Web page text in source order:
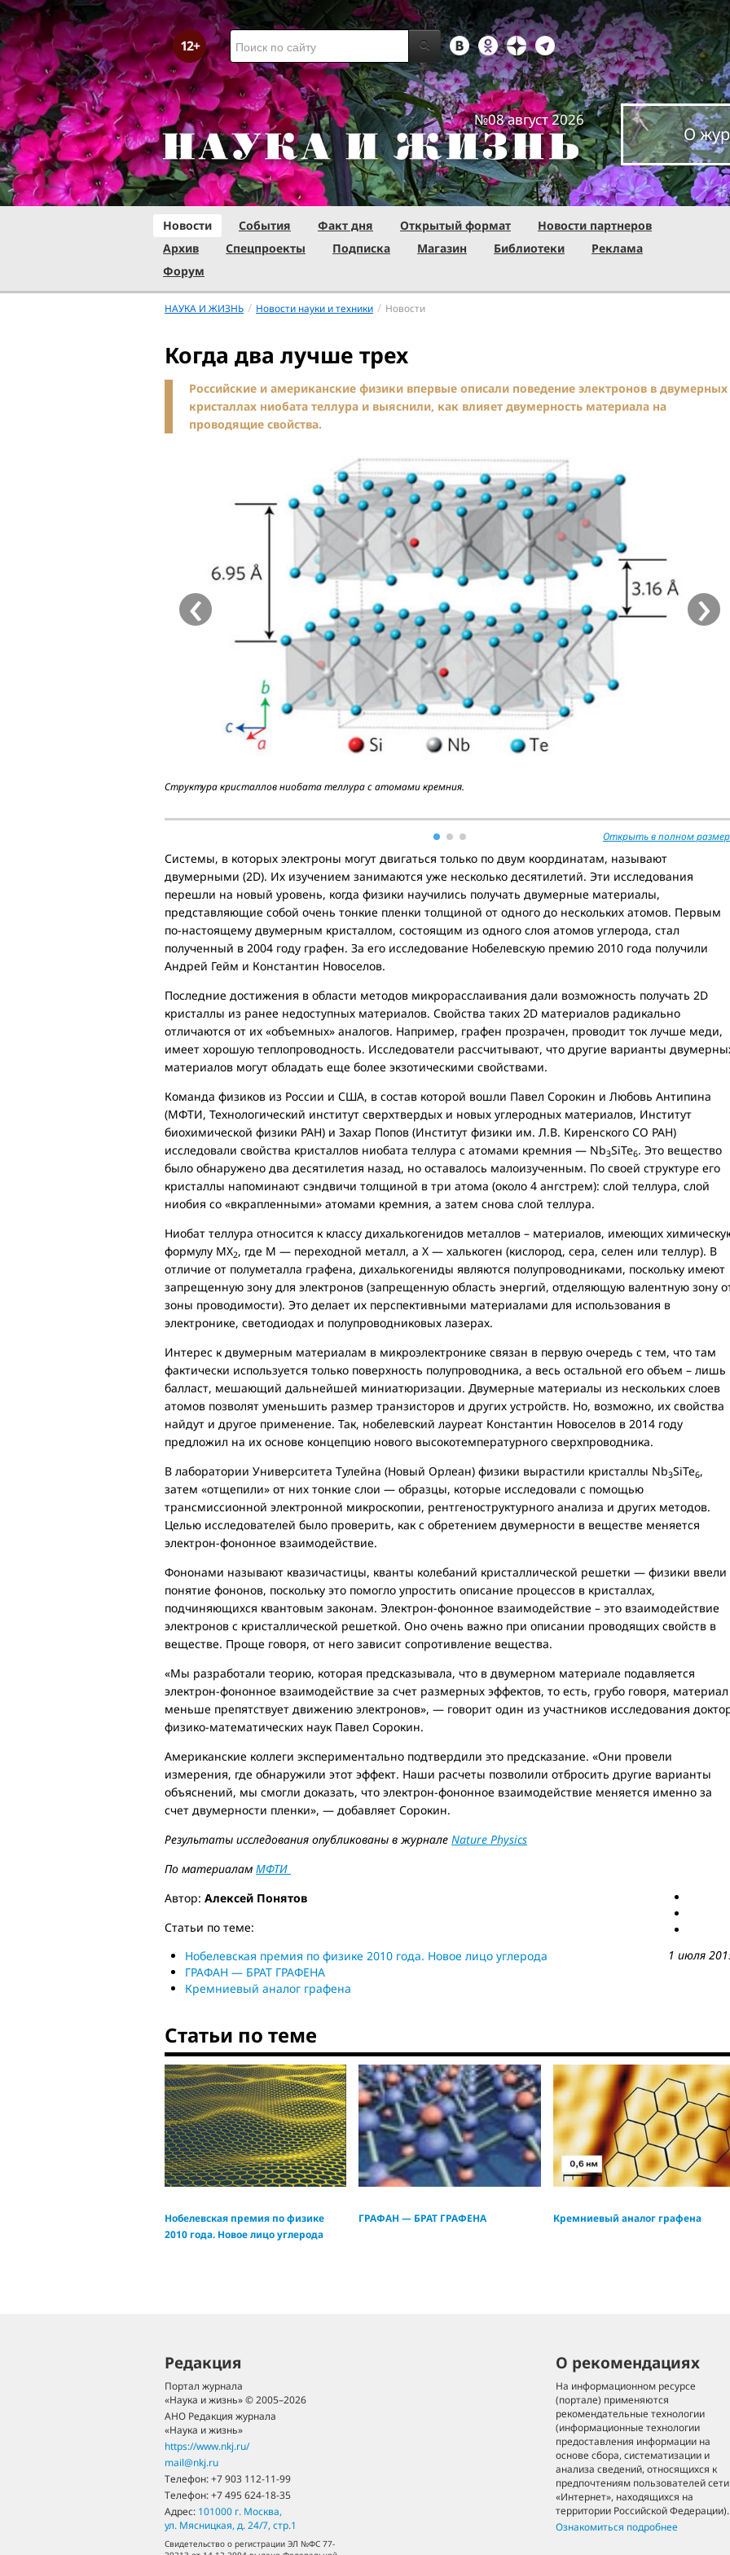
№08 август 2026
О
Новости События Факт дня Открытый формат
Новости партнеров
Архив
Спецпроекты Подписка Магазин Библиотеки
Реклама
Форум
НАУКА И ЖИЗНЬ / Новости науки и техники / Новости
Когда два лучше трех
Российские и американские физики впервые описали поведение электронов в двумерных
кристаллах ниобата теллура и выяснили, как влияет двумерность материала на
проводящие свойства.
Структура кристаллов ниобата теллура с атомами кремния.
‹ ›
Открыть в полном
Системы, в которых электроны могут двигаться только по двум координатам, называют
двумерными (2D). Их изучением занимаются уже несколько десятилетий. Эти исследования
перешли на новый уровень, когда физики научились получать двумерные материалы,
представляющие собой очень тонкие пленки толщиной от одного до нескольких атомов. Первым
по-настоящему двумерным кристаллом, состоящим из одного слоя атомов углерода, стал
полученный в 2004 году графен. За его исследование Нобелевскую премию 2010 года получили
Андрей Гейм и Константин Новоселов.
Последние достижения в области методов микрорасслаивания дали возможность получать 2D
кристаллы из ранее недоступных материалов. Свойства таких 2D материалов радикально
отличаются от их «объемных» аналогов. Например, графен прозрачен, проводит ток лучше меди,
имеет хорошую теплопроводность. Исследователи рассчитывают, что другие варианты
материалов могут обладать еще более экзотическими свойствами.
Команда физиков из России и США, в состав которой вошли Павел Сорокин и Любовь Антипина
(МФТИ, Технологический институт сверхтвердых и новых углеродных материалов, Институт
биохимической физики РАН) и Захар Попов (Институт физики им. Л.В. Киренского СО РАН)
исследовали свойства кристаллов ниобата теллура с атомами кремния — Nb3SiTe6. Это вещество
было обнаружено два десятилетия назад, но оставалось малоизученным. По своей структуре его
кристаллы напоминают сэндвичи толщиной в три атома (около 4 ангстрем): слой теллура, слой
ниобия со «вкрапленными» атомами кремния, а затем снова слой теллура.
Ниобат теллура относится к классу дихалькогенидов металлов – материалов, имеющих
формулу MX2, где M — переходной металл, а X — халькоген (кислород, сера, селен или теллур). В
отличие от полуметалла графена, дихалькогениды являются полупроводниками, поскольку имеют
запрещенную зону для электронов (запрещенную область энергий, отделяющую валентную зону
зоны проводимости). Это делает их перспективными материалами для использования в
электронике, светодиодах и полупроводниковых лазерах.
Интерес к двумерным материалам в микроэлектронике связан в первую очередь с тем, что там
фактически используется только поверхность полупроводника, а весь остальной его объем – лишь
балласт, мешающий дальнейшей миниатюризации. Двумерные материалы из нескольких слоев
атомов позволят уменьшить размер транзисторов и других устройств. Но, возможно, их свойства
найдут и другое применение. Так, нобелевский лауреат Константин Новоселов в 2014 году
предложил на их основе концепцию нового высокотемпературного сверхпроводника.
В лаборатории Университета Тулейна (Новый Орлеан) физики вырастили кристаллы Nb3SiTe6,
затем «отщепили» от них тонкие слои — образцы, которые исследовали с помощью
трансмиссионной электронной микроскопии, рентгеноструктурного анализа и других методов.
Целью исследователей было проверить, как с обретением двумерности в веществе меняется
электрон-фононное взаимодействие.
Фононами называют квазичастицы, кванты колебаний кристаллической решетки — физики ввели
понятие фононов, поскольку это помогло упростить описание процессов в кристаллах,
подчиняющихся квантовым законам. Электрон-фононное взаимодействие – это взаимодействие
электронов с кристаллической решеткой. Оно очень важно при описании проводящих свойств в
веществе. Проще говоря, от него зависит сопротивление вещества.
«Мы разработали теорию, которая предсказывала, что в двумерном материале подавляется
электрон-фононное взаимодействие за счет размерных эффектов, то есть, грубо говоря, материал
меньше препятствует движению электронов», — говорит один из участников исследования
физико-математических наук Павел Сорокин.
Американские коллеги экспериментально подтвердили это предсказание. «Они провели
измерения, где обнаружили этот эффект. Наши расчеты позволили отбросить другие варианты
объяснений, мы смогли доказать, что электрон-фононное взаимодействие меняется именно за
счет двумерности пленки», — добавляет Сорокин.
Результаты исследования опубликованы в журнале Nature Physics
По материалам МФТИ
1 июля
Автор: Алексей Понятов
Статьи по теме:
Нобелевская премия по физике 2010 года. Новое лицо углерода
ГРАФАН — БРАТ ГРАФЕНА
Кремниевый аналог графена
Статьи по теме
Нобелевская премия по физике
2010 года. Новое лицо углерода
ГРАФАН — БРАТ ГРАФЕНА Кремниевый аналог графена
Редакция
Портал журнала
«Наука и жизнь» © 2005–2026
АНО Редакция журнала
«Наука и жизнь»
https://www.nkj.ru/
mail@nkj.ru
Телефон:+7 903 112-11-99
Телефон:+7 495 624-18-35
Адрес: 101000 г. Москва,
ул. Мясницкая, д. 24/7, стр.1
Свидетельство о регистрации ЭЛ №ФС 77-
О рекомендациях
На информационном ресурсе
(портале) применяются
рекомендательные технологии
(информационные технологии
предоставления информации на
основе сбора, систематизации и
анализа сведений, относящихся к
предпочтениям пользователей сети
«Интернет», находящихся на
территории Российской Федерации).
Ознакомиться подробнее